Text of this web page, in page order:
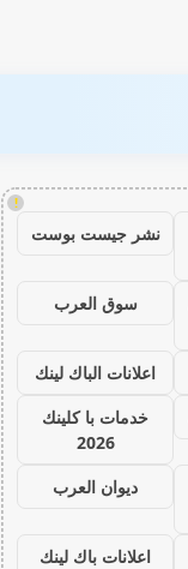
!
نشر جيست بوست
سوق العرب
اعلانات الباك لينك
خدمات با كلينك
2026
ديوان العرب
اعلانات باك لينك